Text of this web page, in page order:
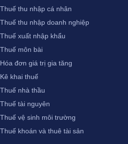
Thuế thu nhập cá nhân
Thuế thu nhập doanh nghiệp
Thuế xuất nhập khẩu
Thuế môn bài
Hóa đơn giá trị gia tăng
Kê khai thuế
Thuế nhà thầu
Thuế tài nguyên
Thuế vệ sinh môi trường
Thuế khoán và thuê tài sản